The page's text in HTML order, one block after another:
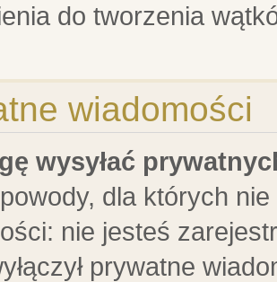
do tworzenia
wiadomości
wysyłać
dla których
nie jesteś
prywatne